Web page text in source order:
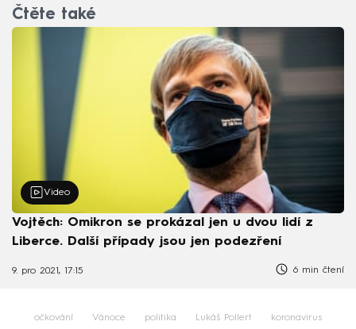
Čtěte také
Video
Vojtěch: Omikron se prokázal jen u dvou lidí z
Liberce. Další případy jsou jen podezření
9. pro 2021, 17:15 6 min čtení
očkování Vánoce politika Lukáš Pollert koronavirus